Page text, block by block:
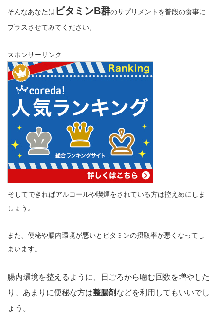
そんなあなたは ビタミンB群のサプリメントを普段の食事に
プラスさせてみてください。
スポンサーリンク
そしてできればアルコールや喫煙をされている方は控えめにしま
しょう。
また、便秘や腸内環境が悪いとビタミンの摂取率が悪くなってし
まいます。
腸内環境を整えるように、日ごろから噛む回数を増やした
り、あまりに便秘な方は整腸剤 などを利用してもいいでし
ょう。